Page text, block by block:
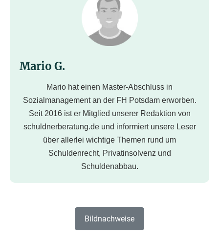
Mario G.
Mario hat einen Master-Abschluss in
Sozialmanagement an der FH Potsdam erworben.
Seit 2016 ist er Mitglied unserer Redaktion von
schuldnerberatung.de und informiert unsere Leser
über allerlei wichtige Themen rund um
Schuldenrecht, Privatinsolvenz und
Schuldenabbau.
Bildnachweise